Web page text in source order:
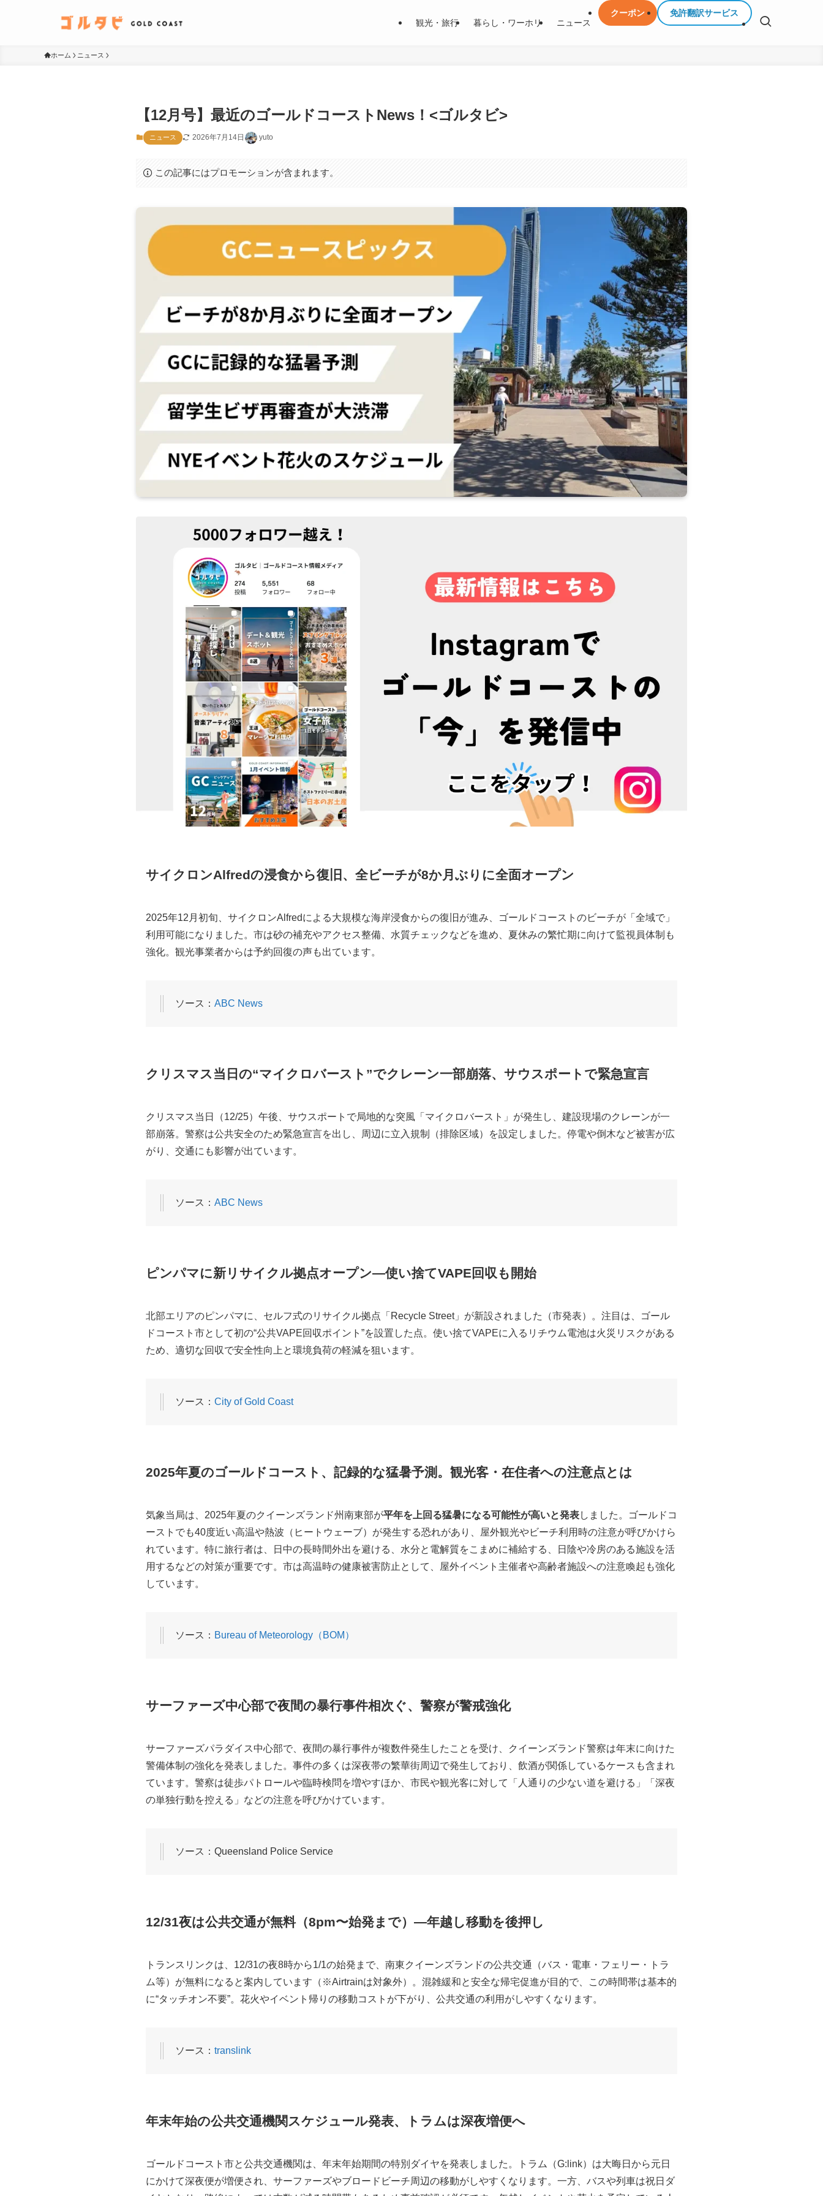
観光・旅行 暮らし・ワーホリ ニュース
クーポン 免許翻訳サービス
ホーム ニュース
【12月号】最近のゴールドコーストNews！<ゴルタビ>
ニュース 2026年7月14日 yuto
この記事にはプロモーションが含まれます。
サイクロンAlfredの浸食から復旧、全ビーチが8か月ぶりに全面オープン
2025年12月初旬、サイクロンAlfredによる大規模な海岸浸食からの復旧が進み、ゴールドコーストのビーチが「全域で」
利用可能になりました。市は砂の補充やアクセス整備、水質チェックなどを進め、夏休みの繁忙期に向けて監視員体制も
強化。観光事業者からは予約回復の声も出ています。
ソース： ABC News
クリスマス当日の“マイクロバースト”でクレーン一部崩落、サウスポートで緊急宣言
クリスマス当日（12/25）午後、サウスポートで局地的な突風「マイクロバースト」が発生し、建設現場のクレーンが一
部崩落。警察は公共安全のため緊急宣言を出し、周辺に立入規制（排除区域）を設定しました。停電や倒木など被害が広
がり、交通にも影響が出ています。
ソース： ABC News
ピンパマに新リサイクル拠点オープン—使い捨てVAPE回収も開始
北部エリアのピンパマに、セルフ式のリサイクル拠点「Recycle Street」が新設されました（市発表）。注目は、ゴール
ドコースト市として初の“公共VAPE回収ポイント”を設置した点。使い捨てVAPEに入るリチウム電池は火災リスクがある
ため、適切な回収で安全性向上と環境負荷の軽減を狙います。
ソース： City of Gold Coast
2025年夏のゴールドコースト、記録的な猛暑予測。観光客・在住者への注意点とは
気象当局は、2025年夏のクイーンズランド州南東部が平年を上回る猛暑になる可能性が高いと発表しました。ゴールドコ
ーストでも40度近い高温や熱波（ヒートウェーブ）が発生する恐れがあり、屋外観光やビーチ利用時の注意が呼びかけら
れています。特に旅行者は、日中の長時間外出を避ける、水分と電解質をこまめに補給する、日陰や冷房のある施設を活
用するなどの対策が重要です。市は高温時の健康被害防止として、屋外イベント主催者や高齢者施設への注意喚起も強化
しています。
ソース： Bureau of Meteorology（BOM）
サーファーズ中心部で夜間の暴行事件相次ぐ、警察が警戒強化
サーファーズパラダイス中心部で、夜間の暴行事件が複数件発生したことを受け、クイーンズランド警察は年末に向けた
警備体制の強化を発表しました。事件の多くは深夜帯の繁華街周辺で発生しており、飲酒が関係しているケースも含まれ
ています。警察は徒歩パトロールや臨時検問を増やすほか、市民や観光客に対して「人通りの少ない道を避ける」「深夜
の単独行動を控える」などの注意を呼びかけています。
ソース：Queensland Police Service
12/31夜は公共交通が無料（8pm〜始発まで）—年越し移動を後押し
トランスリンクは、12/31の夜8時から1/1の始発まで、南東クイーンズランドの公共交通（バス・電車・フェリー・トラ
ム等）が無料になると案内しています（※Airtrainは対象外）。混雑緩和と安全な帰宅促進が目的で、この時間帯は基本的
に“タッチオン不要”。花火やイベント帰りの移動コストが下がり、公共交通の利用がしやすくなります。
ソース： translink
年末年始の公共交通機関スケジュール発表、トラムは深夜増便へ
ゴールドコースト市と公共交通機関は、年末年始期間の特別ダイヤを発表しました。トラム（G:link）は大晦日から元日
にかけて深夜便が増便され、サーファーズやブロードビーチ周辺の移動がしやすくなります。一方、バスや列車は祝日ダ